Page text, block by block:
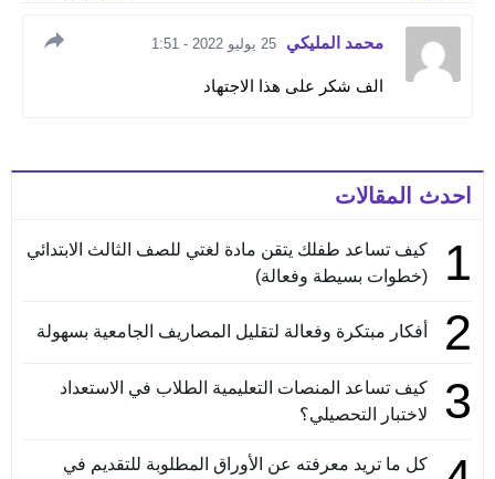
محمد المليكي 25 يوليو 2022 - 1:51
الف شكر على هذا الاجتهاد
احدث المقالات
1
كيف تساعد طفلك يتقن مادة لغتي للصف الثالث الابتدائي
(خطوات بسيطة وفعالة)
2 أفكار مبتكرة وفعالة لتقليل المصاريف الجامعية بسهولة
3
كيف تساعد المنصات التعليمية الطلاب في الاستعداد
لاختبار التحصيلي؟
كل ما تريد معرفته عن الأوراق المطلوبة للتقديم في